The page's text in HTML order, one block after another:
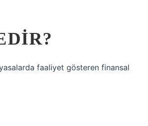
faaliyet gösteren finansal